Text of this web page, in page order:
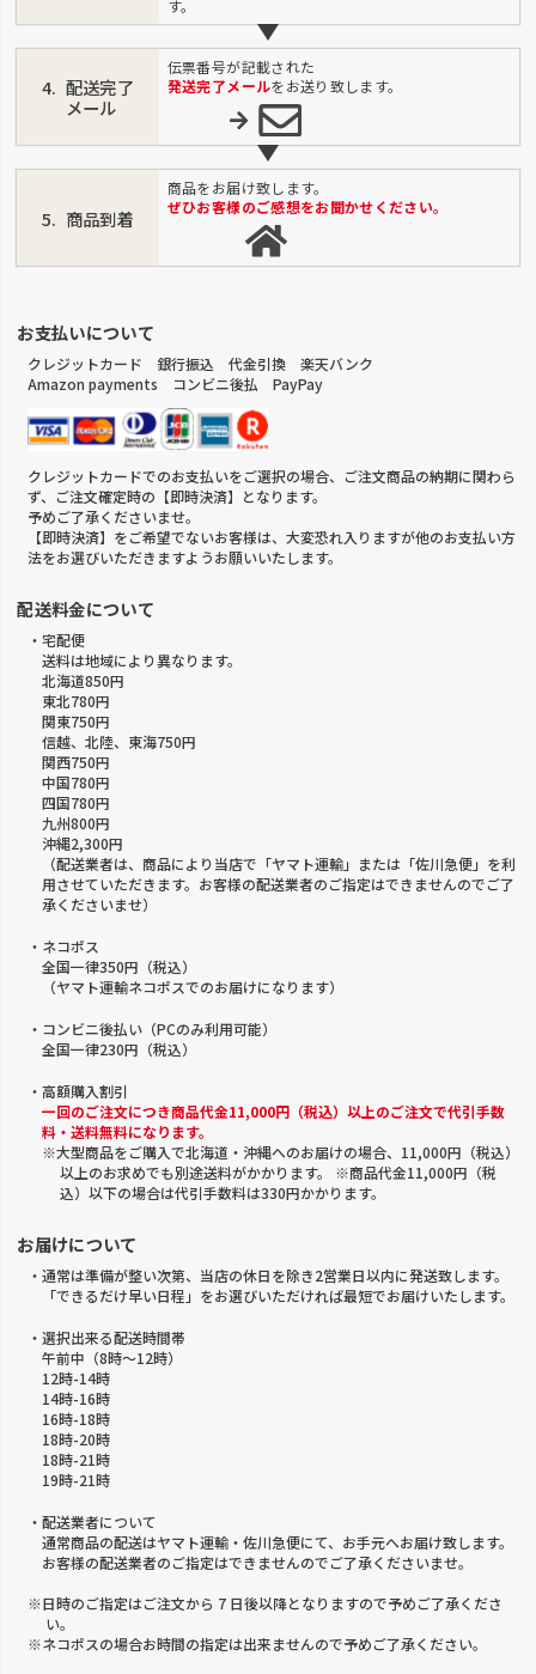
す。
配送完了
メール
伝票番号が記載された
発送完了メールをお送り致します。
商品到着
商品をお届け致します。
ぜひお客様のご感想をお聞かせください。
お支払いについて
クレジットカード 銀行振込 代金引換 楽天バンク
Amazon payments コンビニ後払 PayPay
クレジットカードでのお支払いをご選択の場合、ご注文商品の納期に関わら
ず、ご注文確定時の【即時決済】となります。
予めご了承くださいませ。
【即時決済】をご希望でないお客様は、大変恐れ入りますが他のお支払い方
法をお選びいただきますようお願いいたします。
配送料金について
・宅配便
送料は地域により異なります。
北海道850円
東北780円
関東750円
信越、北陸、東海750円
関西750円
中国780円
四国780円
九州800円
沖縄2,300円
（配送業者は、商品により当店で「ヤマト運輸」または「佐川急便」を利
用させていただきます。お客様の配送業者のご指定はできませんのでご了
承くださいませ）
・ネコポス
全国一律350円（税込）
（ヤマト運輸ネコポスでのお届けになります）
・コンビニ後払い（PCのみ利用可能）
全国一律230円（税込）
・高額購入割引
一回のご注文につき商品代金11,000円（税込）以上のご注文で代引手数
料・送料無料になります。
※大型商品をご購入で北海道・沖縄へのお届けの場合、11,000円（税込）
以上のお求めでも別途送料がかかります。 ※商品代金11,000円（税
込）以下の場合は代引手数料は330円かかります。
お届けについて
・通常は準備が整い次第、当店の休日を除き2営業日以内に発送致します。
「できるだけ早い日程」をお選びいただければ最短でお届けいたします。
・選択出来る配送時間帯
午前中（8時～12時）
12時-14時
14時-16時
16時-18時
18時-20時
18時-21時
19時-21時
・配送業者について
通常商品の配送はヤマト運輸・佐川急便にて、お手元へお届け致します。
お客様の配送業者のご指定はできませんのでご了承くださいませ。
※日時のご指定はご注文から 7 日後以降となりますので予めご了承くださ
い。
※ネコポスの場合お時間の指定は出来ませんので予めご了承ください。